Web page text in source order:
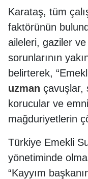
Karataş, tüm
faktörünün
aileleri, gaziler ve
sorunlarının
belirterek,
uzman çavuşlar,
korucular ve
mağduriyetlerin
Türkiye Emekli
yönetiminde
“Kayyım